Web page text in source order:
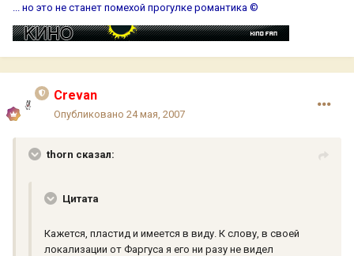
... но это не станет помехой прогулке романтика ©
Crevan
Опубликовано 24 мая, 2007
thorn сказал:
Цитата
Кажется, пластид и имеется в виду. К слову, в своей
локализации от Фаргуса я его ни разу не видел